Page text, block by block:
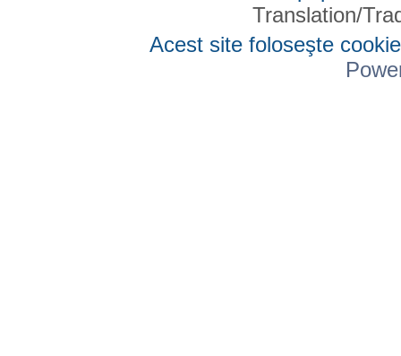
Translation/
Acest site foloseşte